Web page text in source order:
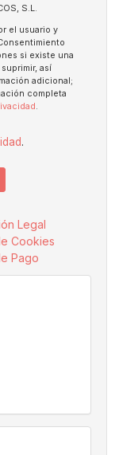
S.L.
el usuario y
si existe una
así
adicional;
completa
.
.
Legal
Cookies
Pago